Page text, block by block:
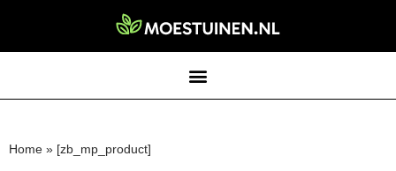
Home » [zb_mp_product]